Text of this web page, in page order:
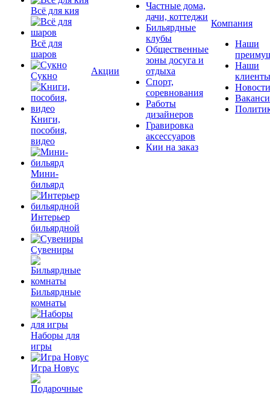
Всё для кия
Всё для
шаров
Сукно
Книги,
пособия,
видео
Мини-
бильярд
Интерьер
бильярдной
Сувениры
Бильярдные
комнаты
Наборы для
игры
Игра Новус
Акции
Частные дома,
дачи, коттеджи
Бильярдные
клубы
Общественные
зоны досуга и
отдыха
Спорт,
соревнования
Работы
дизайнеров
Гравировка
аксессуаров
Кии на заказ
Компания
Наши
Наши
клиенты
Новости